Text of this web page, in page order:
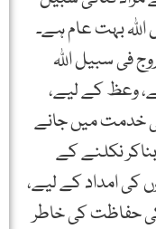
اﷲ بہت عام ہے۔
فی سبیل اﷲ
وعظ کے لیے،
خدمت میں جانے
نکلنے کے
کی امداد کے لیے،
حفاظت کی خاطر